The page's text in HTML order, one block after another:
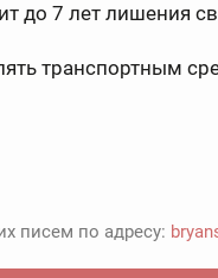
до 7 лет лишения
транспортным
писем по адресу: